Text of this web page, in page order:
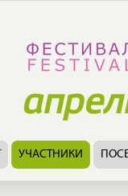
УЧАСТНИКИ